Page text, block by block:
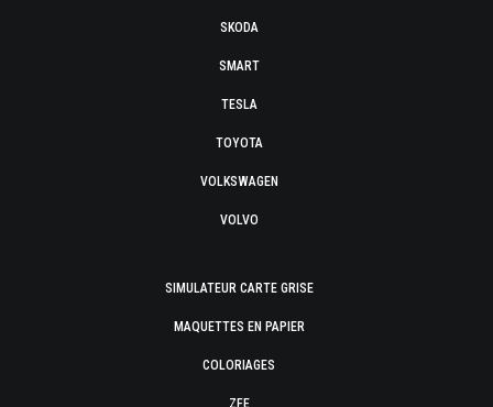
SKODA
SMART
TESLA
TOYOTA
VOLKSWAGEN
VOLVO
SIMULATEUR CARTE GRISE
MAQUETTES EN PAPIER
COLORIAGES
ZFE